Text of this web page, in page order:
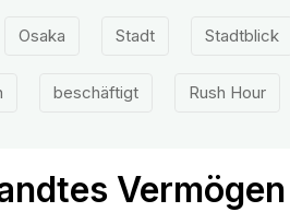
Osaka Stadt Stadtblick
beschäftigt Rush Hour
Vermögen